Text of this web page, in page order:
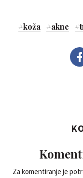
#koža #akne #
Za komentiranje je